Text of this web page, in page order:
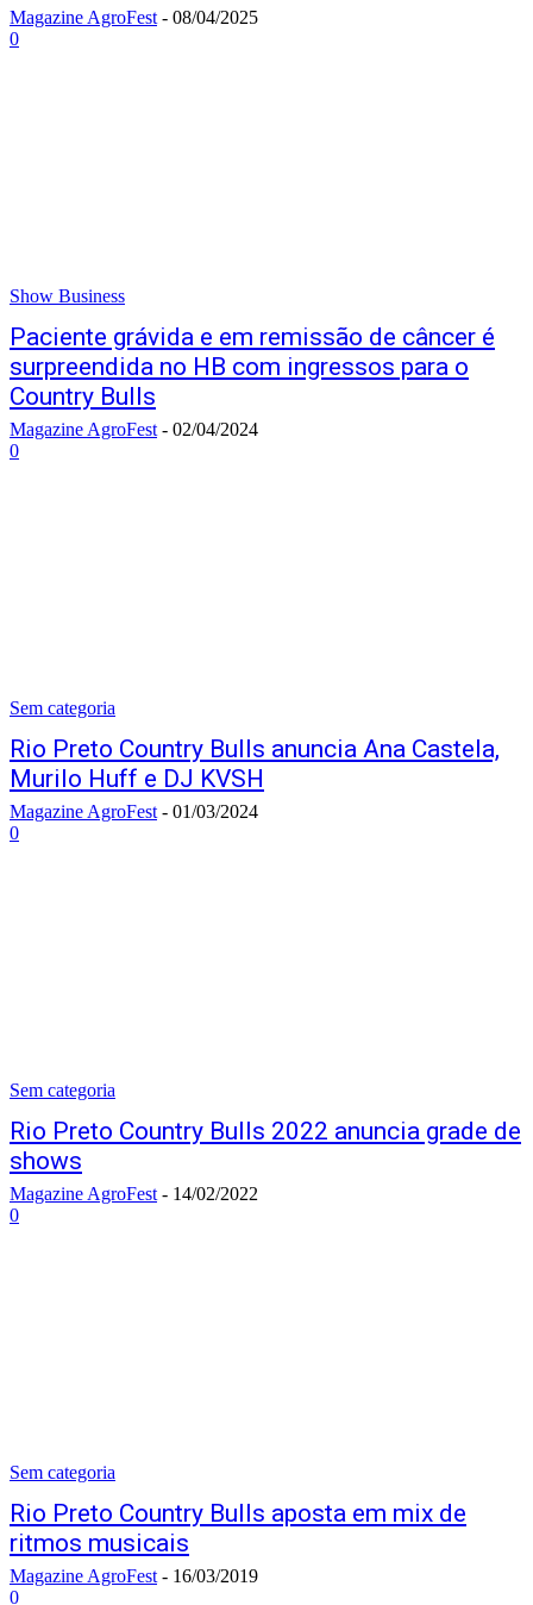
Magazine AgroFest - 08/04/2025
0
Show Business
Paciente grávida e em remissão de câncer é
surpreendida no HB com ingressos para o
Country Bulls
Magazine AgroFest - 02/04/2024
0
Sem categoria
Rio Preto Country Bulls anuncia Ana Castela,
Murilo Huff e DJ KVSH
Magazine AgroFest - 01/03/2024
0
Sem categoria
Rio Preto Country Bulls 2022 anuncia grade de
shows
Magazine AgroFest - 14/02/2022
0
Sem categoria
Rio Preto Country Bulls aposta em mix de
ritmos musicais
Magazine AgroFest - 16/03/2019
0